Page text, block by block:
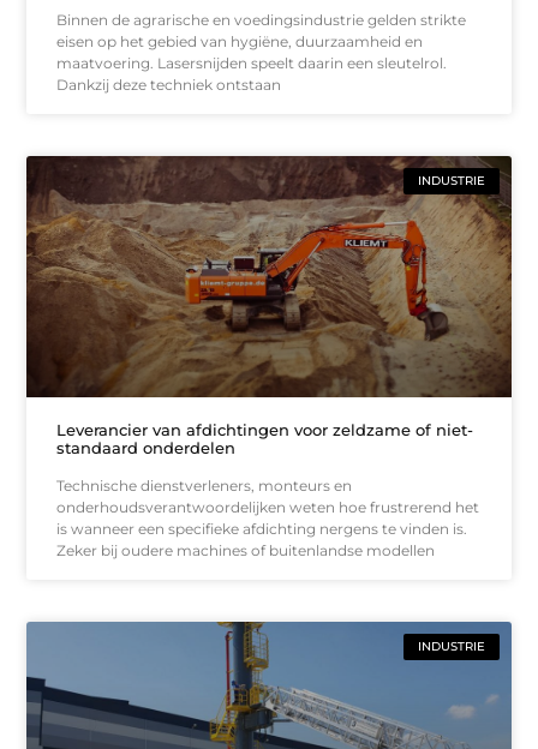
Binnen de agrarische en voedingsindustrie gelden strikte
eisen op het gebied van hygiëne, duurzaamheid en
maatvoering. Lasersnijden speelt daarin een sleutelrol.
Dankzij deze techniek ontstaan
INDUSTRIE
Leverancier van afdichtingen voor zeldzame of niet-
standaard onderdelen
Technische dienstverleners, monteurs en
onderhoudsverantwoordelijken weten hoe frustrerend het
is wanneer een specifieke afdichting nergens te vinden is.
Zeker bij oudere machines of buitenlandse modellen
INDUSTRIE